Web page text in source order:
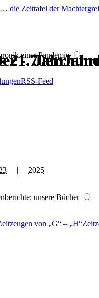
die Zeittafel der
einer Pandemie
RSS-Feed
| 2025
unsere Bücher
von G – H
21.
- 70er
21.
21.
- 70er
21.